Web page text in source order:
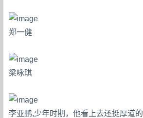
郑一健
梁咏琪
李亚鹏,少年时期，他看上去还挺厚道的